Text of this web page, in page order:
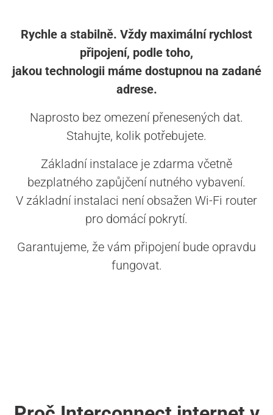
Rychle a stabilně. Vždy maximální rychlost
připojení, podle toho,
jakou technologii máme dostupnou na zadané
adrese.
Naprosto bez omezení přenesených dat.
Stahujte, kolik potřebujete.
Základní instalace je zdarma včetně
bezplatného zapůjčení nutného vybavení.
V základní instalaci není obsažen Wi-Fi router
pro domácí pokrytí.
Garantujeme, že vám připojení bude opravdu
fungovat.